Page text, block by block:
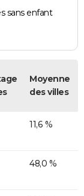
sans enfant
Moyenne
des villes
11,6 %
48,0 %